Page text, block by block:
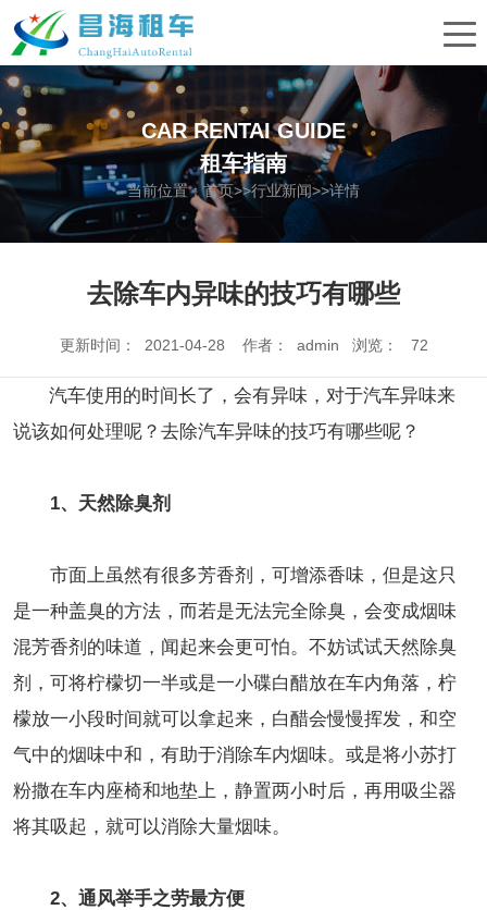
CAR RENTAI GUIDE
租车指南
当前位置：首页>>行业新闻>>详情
去除车内异味的技巧有哪些
更新时间： 2021-04-28 作者： admin 浏览： 72
汽车使用的时间长了，会有异味，对于汽车异味来
说该如何处理呢？去除汽车异味的技巧有哪些呢？
1、天然除臭剂
市面上虽然有很多芳香剂，可增添香味，但是这只
是一种盖臭的方法，而若是无法完全除臭，会变成烟味
混芳香剂的味道，闻起来会更可怕。不妨试试天然除臭
剂，可将柠檬切一半或是一小碟白醋放在车内角落，柠
檬放一小段时间就可以拿起来，白醋会慢慢挥发，和空
气中的烟味中和，有助于消除车内烟味。或是将小苏打
粉撒在车内座椅和地垫上，静置两小时后，再用吸尘器
将其吸起，就可以消除大量烟味。
2、通风举手之劳最方便